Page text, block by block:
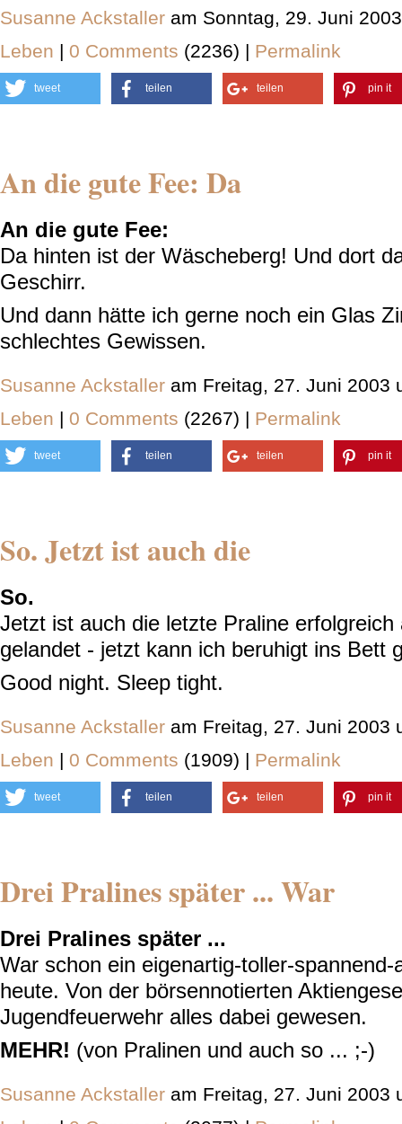
Susanne Ackstaller am Sonntag, 29. Juni
Leben | 0 Comments (2236) | Permalink
tweet teilen teilen pin it
An die gute Fee: Da
An die gute Fee:
Da hinten ist der Wäscheberg! Und dort
Geschirr.
Und dann hätte ich gerne noch ein Glas
schlechtes Gewissen.
Susanne Ackstaller am Freitag, 27. Juni 2003
Leben | 0 Comments (2267) | Permalink
tweet teilen teilen pin it
So. Jetzt ist auch die
So.
Jetzt ist auch die letzte Praline
gelandet - jetzt kann ich beruhigt ins Bett
Good night. Sleep tight.
Susanne Ackstaller am Freitag, 27. Juni 2003
Leben | 0 Comments (1909) | Permalink
tweet teilen teilen pin it
Drei Pralines später ... War
Drei Pralines später ...
War schon ein eigenartig-toller-spannend-
heute. Von der börsennotierten
Jugendfeuerwehr alles dabei gewesen.
MEHR! (von Pralinen und auch so ... ;-)
Susanne Ackstaller am Freitag, 27. Juni 2003